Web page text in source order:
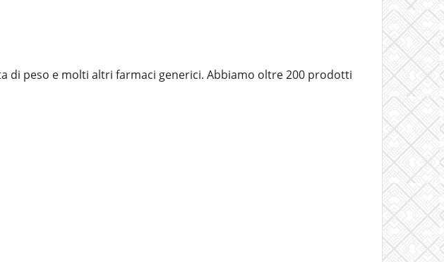
peso e molti altri farmaci generici. Abbiamo oltre 200 prodotti